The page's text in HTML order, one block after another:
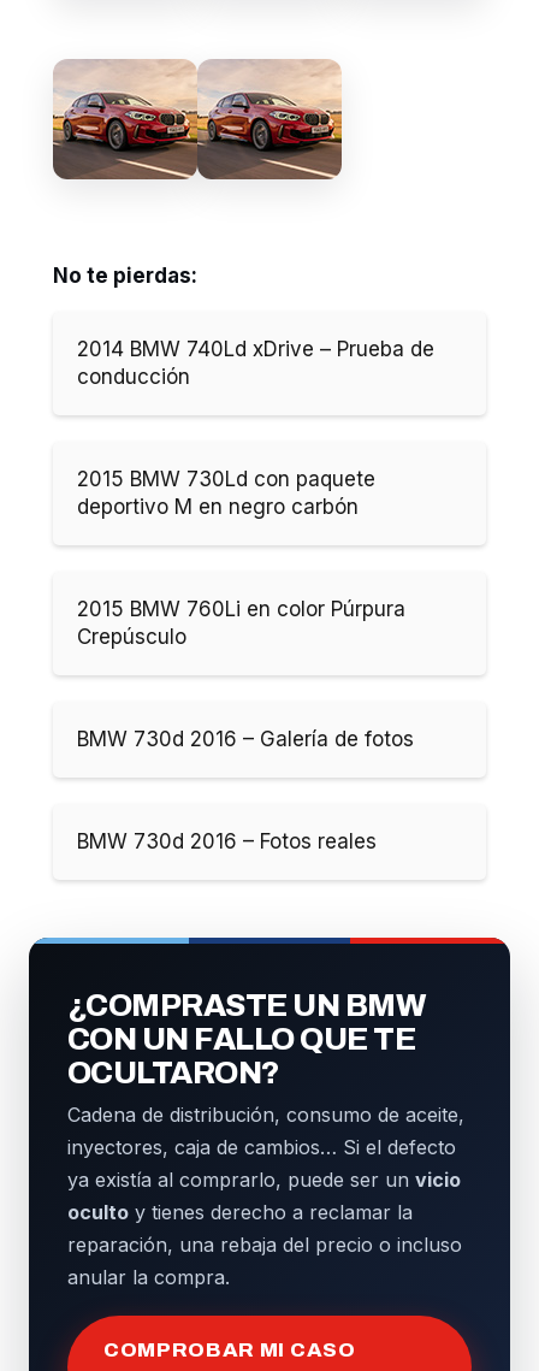
No te pierdas:
2014 BMW 740Ld xDrive – Prueba de
conducción
2015 BMW 730Ld con paquete
deportivo M en negro carbón
2015 BMW 760Li en color Púrpura
Crepúsculo
BMW 730d 2016 – Galería de fotos
BMW 730d 2016 – Fotos reales
¿COMPRASTE UN BMW
CON UN FALLO QUE TE
OCULTARON?
Cadena de distribución, consumo de aceite,
inyectores, caja de cambios… Si el defecto
ya existía al comprarlo, puede ser un vicio
oculto y tienes derecho a reclamar la
reparación, una rebaja del precio o incluso
anular la compra.
COMPROBAR MI CASO